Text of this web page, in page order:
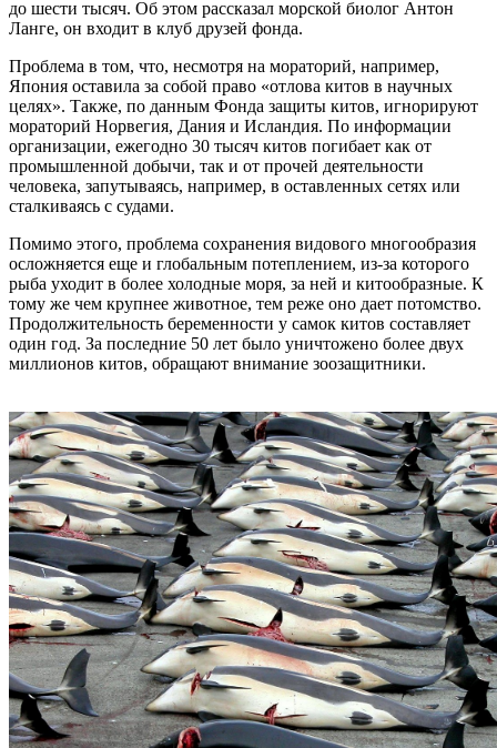
до шести тысяч. Об этом рассказал морской биолог Антон
Ланге, он входит в клуб друзей фонда.
Проблема в том, что, несмотря на мораторий, например,
Япония оставила за собой право «отлова китов в научных
целях». Также, по данным Фонда защиты китов, игнорируют
мораторий Норвегия, Дания и Исландия. По информации
организации, ежегодно 30 тысяч китов погибает как от
промышленной добычи, так и от прочей деятельности
человека, запутываясь, например, в оставленных сетях или
сталкиваясь с судами.
Помимо этого, проблема сохранения видового многообразия
осложняется еще и глобальным потеплением, из-за которого
рыба уходит в более холодные моря, за ней и китообразные. К
тому же чем крупнее животное, тем реже оно дает потомство.
Продолжительность беременности у самок китов составляет
один год. За последние 50 лет было уничтожено более двух
миллионов китов, обращают внимание зоозащитники.